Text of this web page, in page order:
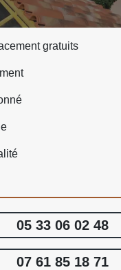
gratuits
05 33 06 02 48
07 61 85 18 71